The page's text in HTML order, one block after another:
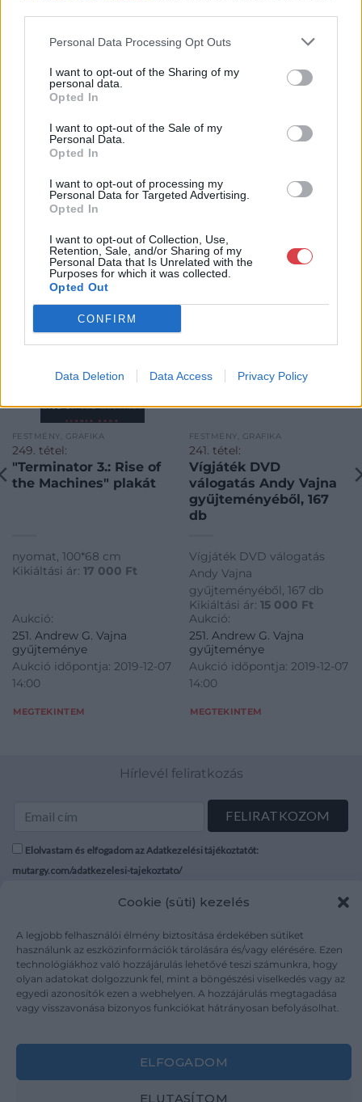
Personal Data Processing Opt Outs
I want to opt-out of the Sharing of my
personal data.
Opted In
I want to opt-out of the Sale of my
Personal Data.
Opted In
I want to opt-out of processing my
Personal Data for Targeted Advertising.
Opted In
I want to opt-out of Collection, Use,
Retention, Sale, and/or Sharing of my
Personal Data that Is Unrelated with the
Purposes for which it was collected.
Opted Out
CONFIRM
Data Deletion Data Access Privacy Policy
Cookie (süti) kezelés
A legjobb felhasználói élmény biztosítása érdekében sütiket
használunk az eszközinformációk tárolására és/vagy elérésére. Ezen
technológiákhoz való hozzájárulás lehetővé teszi számunkra, hogy
olyan adatokat dolgozzunk fel, mint a böngészési viselkedés vagy az
egyedi azonosítók ezen a webhelyen. A hozzájárulás megtagadása
vagy visszavonása bizonyos funkciókat hátrányosan befolyásolhat.
ELFOGADOM
ELUTASÍTOM
gyűjtemények árverezése. Ingyenes értékbecslés. Árveréseinkre
GALÉRIA TOVÁBBI MŰTÁRGYAI
KAPCSOLÓDÓ MŰTÁRGYAK
FESTMÉNY, GRAFIKA
249. tétel:
"Terminator 3.: Rise of
the Machines" plakát
nyomat, 100*68 cm
Kikiáltási ár: 17 000 Ft
Aukció:
251. Andrew G. Vajna
gyűjteménye
Aukció időpontja: 2019-12-07
14:00
MEGTEKINTEM
FESTMÉNY, GRAFIKA
241. tétel:
Vígjáték DVD
válogatás Andy Vajna
gyűjteményéből, 167
db
Vígjáték DVD válogatás
Andy Vajna
gyűjteményéből, 167 db
Kikiáltási ár: 15 000 Ft
Aukció:
251. Andrew G. Vajna
gyűjteménye
Aukció időpontja: 2019-12-07
14:00
MEGTEKINTEM
Hírlevél feliratkozás
Elolvastam és elfogadom az Adatkezelési tájékoztatót:
mutargy.com/adatkezelesi-tajekoztato/
Médiaajánlat
Karrier
Kapcsolat
Áraink
ÁSZF
Adatvédelem
Impresszum